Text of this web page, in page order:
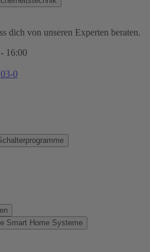
dich von unseren Experten beraten.
16:00
0
Smart Home Systeme